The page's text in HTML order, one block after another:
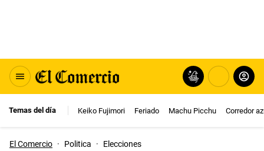
Temas del día Keiko Fujimori Feriado Machu Picchu Corredor
El Comercio · Politica · Elecciones